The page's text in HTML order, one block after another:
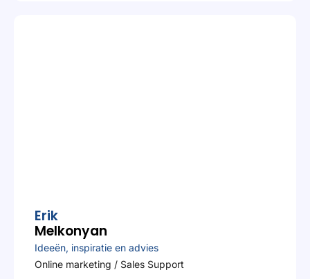
Erik
Melkonyan
Ideeën, inspiratie en advies
Online marketing / Sales Support